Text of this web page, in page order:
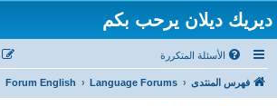
ديريك ديلان يرحب بكم
الأسئلة المتكررة
فهرس المنتدى Language Forums
Forum English